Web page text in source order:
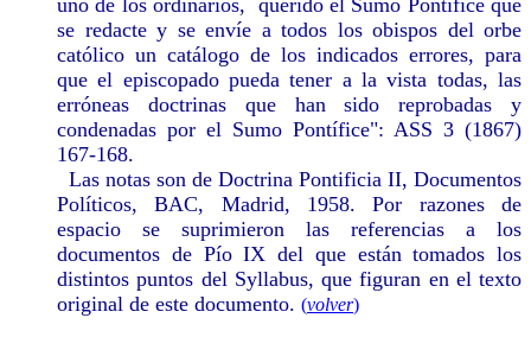
uno de los ordinarios, querido el Sumo Pontífice que
se redacte y se envíe a todos los obispos del orbe
católico un catálogo de los indicados errores, para
que el episcopado pueda tener a la vista todas, las
erróneas doctrinas que han sido reprobadas y
condenadas por el Sumo Pontífice": ASS 3 (1867)
167-168.
Las notas son de Doctrina Pontificia II, Documentos
Políticos, BAC, Madrid, 1958. Por razones de
espacio se suprimieron las referencias a los
documentos de Pío IX del que están tomados los
distintos puntos del Syllabus, que figuran en el texto
original de este documento. (volver)